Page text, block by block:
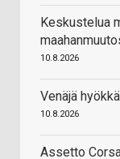
Keskustelua
10.8.2026
Venäjä
10.8.2026
Assetto